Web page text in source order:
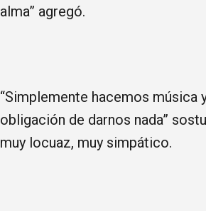
alma” agregó.
“Simplemente hacemos música
obligación de darnos nada”
muy locuaz, muy simpático.